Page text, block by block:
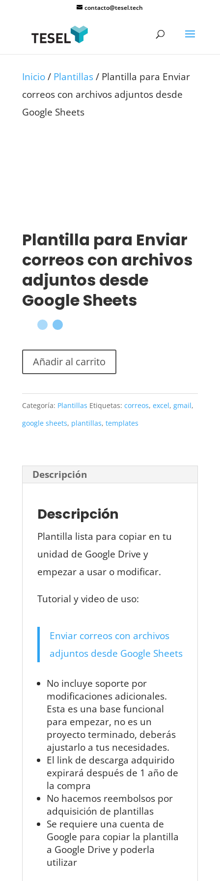
contacto@tesel.tech
Inicio/ Plantillas/ Plantilla para Enviar
correos con archivos adjuntos desde
Google Sheets
Plantilla para Enviar
correos con archivos
adjuntos desde
Google Sheets
Añadir al carrito
Categoría: Plantillas Etiquetas: correos, excel, gmail,
google sheets, plantillas, templates
Descripción
Descripción
Plantilla lista para copiar en tu
unidad de Google Drive y
empezar a usar o modificar.
Tutorial y video de uso:
Enviar correos con archivos
adjuntos desde Google Sheets
No incluye soporte por
modificaciones adicionales.
Esta es una base funcional
para empezar, no es un
proyecto terminado, deberás
ajustarlo a tus necesidades.
El link de descarga adquirido
expirará después de 1 año de
la compra
No hacemos reembolsos por
adquisición de plantillas
Se requiere una cuenta de
Google para copiar la plantilla
a Google Drive y poderla
utilizar